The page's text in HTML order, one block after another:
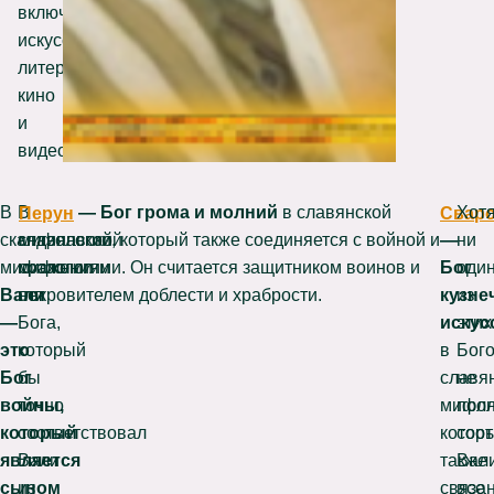
включая
искусство,
литературу,
кино
и
видеоигры.
В
скандинавской
мифологии
Вали
—
это
Бог
войны,
который
является
сыном
В
славянской
мифологии
нет
Бога,
который
бы
точно
соответствовал
Вали
из
Перун — Бог грома и молний в славянской
мифологии, который также соединяется с войной и
сражениями. Он считается защитником воинов и
покровителем доблести и храбрости.
—
Бог
в
также
ни
из
этих
не
все